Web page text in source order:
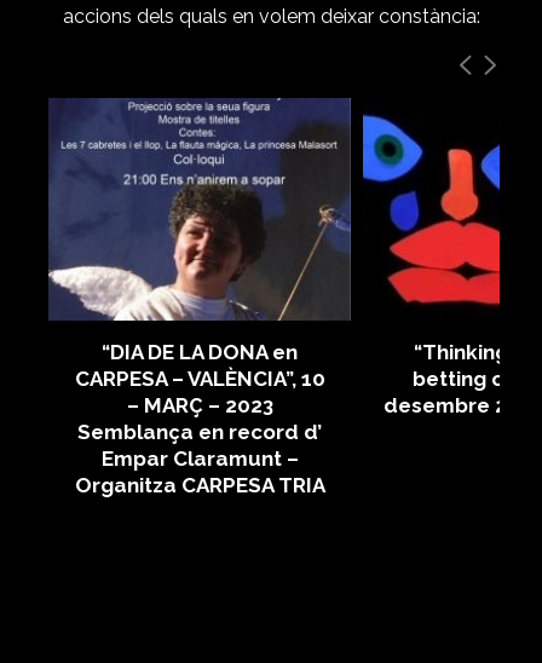
accions dels quals en volem deixar constància:
“DIA DE LA DONA en
CARPESA – VALÈNCIA”, 10
– MARÇ – 2023
Semblança en record d’
Empar Claramunt –
Organitza CARPESA TRIA
“Thinking
betting on
desembre 2022